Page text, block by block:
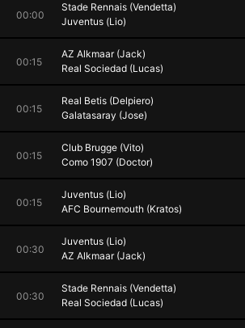
00:00
Stade Rennais (Vendetta)
Juventus (Lio)
00:15
AZ Alkmaar (Jack)
Real Sociedad (Lucas)
00:15
Real Betis (Delpiero)
Galatasaray (Jose)
00:15
Club Brugge (Vito)
Como 1907 (Doctor)
00:15
Juventus (Lio)
AFC Bournemouth (Kratos)
00:30
Juventus (Lio)
AZ Alkmaar (Jack)
00:30
Stade Rennais (Vendetta)
Real Sociedad (Lucas)